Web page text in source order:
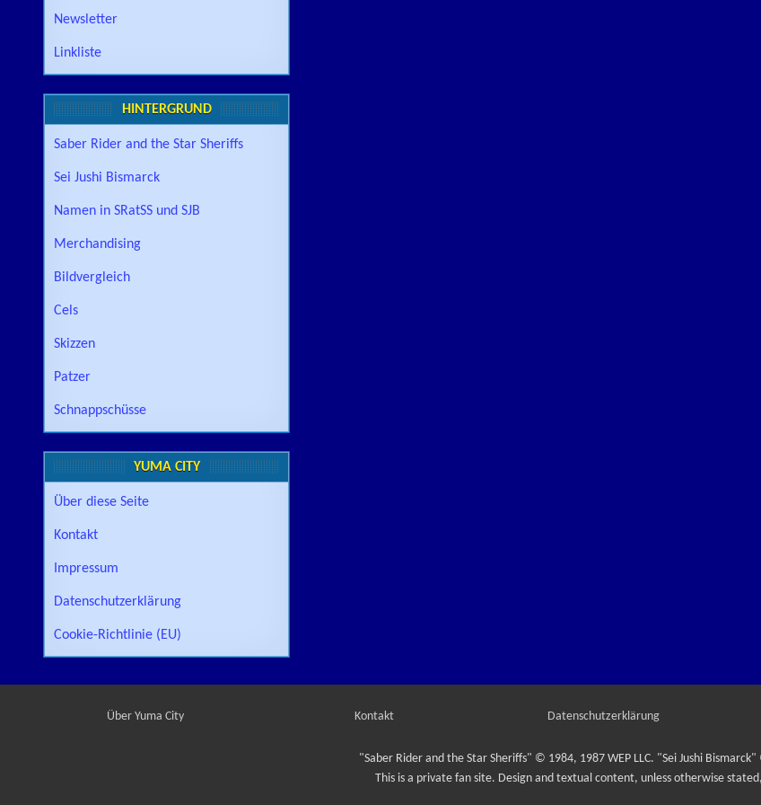
Newsletter
Linkliste
HINTERGRUND
Saber Rider and the Star Sheriffs
Sei Jushi Bismarck
Namen in SRatSS und SJB
Merchandising
Bildvergleich
Cels
Skizzen
Patzer
Schnappschüsse
YUMA CITY
Über diese Seite
Kontakt
Impressum
Datenschutzerklärung
Cookie-Richtlinie (EU)
Über Yuma City Kontakt Datenschutzerklärung
"Saber Rider and the Star Sheriffs" © 1984, 1987 WEP LLC. "Sei Jushi Bismarck"
This is a private fan site. Design and textual content, unless otherwise